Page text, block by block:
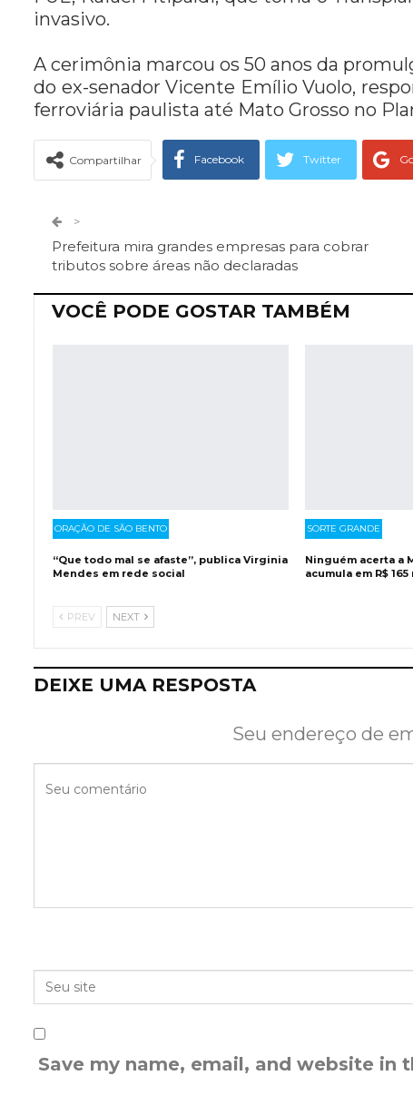
invasivo.
A cerimônia marcou os 50 anos da
do ex-senador Vicente Emílio Vuolo,
ferroviária paulista até Mato Grosso no
Compartilhar Facebook Twitter
>
Prefeitura mira grandes empresas para cobrar
tributos sobre áreas não declaradas
VOCÊ PODE GOSTAR TAMBÉM
ORAÇÃO DE SÃO BENTO
“Que todo mal se afaste”, publica Virginia
Mendes em rede social
SORTE GRANDE
Ninguém acerta a
acumula em R$
PREV NEXT
DEIXE UMA RESPOSTA
Seu endereço de
Save my name, email, and website